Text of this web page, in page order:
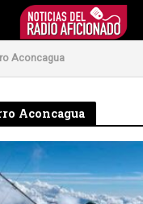
Aconcagua
Aconcagua